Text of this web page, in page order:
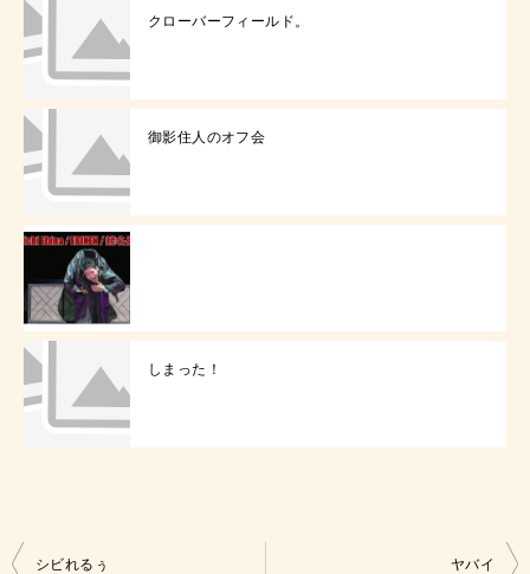
クローバーフィールド。
御影住人のオフ会
しまった！
投
シビれるぅ ヤバイ